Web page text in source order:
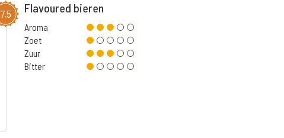
7,5 Flavoured bieren
Aroma
Zoet
Zuur
Bitter